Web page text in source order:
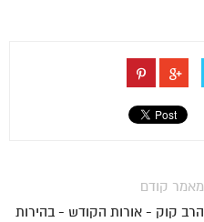
מאמר קודם
הרב קוק - אורות הקודש - בהירות